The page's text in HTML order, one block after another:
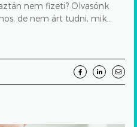
nem fizeti? Olvasónk
de nem árt tudni, mik...